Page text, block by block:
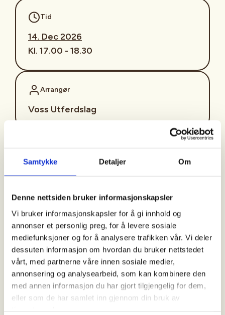
Samtykke Detaljer Om
Denne nettsiden bruker informasjonskapsler
Vi bruker informasjonskapsler for å gi innhold og
annonser et personlig preg, for å levere sosiale
mediefunksjoner og for å analysere trafikken vår. Vi deler
dessuten informasjon om hvordan du bruker nettstedet
vårt, med partnerne våre innen sosiale medier,
annonsering og analysearbeid, som kan kombinere den
med annen informasjon du har gjort tilgjengelig for dem,
eller som de har samlet inn gjennom din bruk av
Tid
14. Dec 2026
Kl. 17.00 - 18.30
Arrangør
Voss Utferdslag
Kontaktperson
Voss Utferdslag
voss.utferdslag@dnt.no
Kvar mondag i oddetalsvekene blir det sosialjogg
med unge vaksne! Då møtast me på avtalt plass og
jogger ca. 6-10 kilometer i snakketempo. Perfekt for
deg som syns langtur kan bli litt tungt utan selskap!
Turane startar som regel ved Tre Brør kl. 17:00, men
av og til flyttar me løpeturane til andre fine
område, som Bømoen.